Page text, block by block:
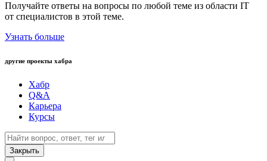
Получайте ответы на вопросы по любой теме из области IT
от специалистов в этой теме.
Узнать больше
другие проекты хабра
Хабр
Q&A
Карьера
Курсы
Закрыть